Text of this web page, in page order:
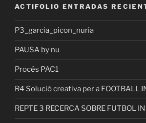
ACTIFOLIO ENTRADAS
P3_garcia_picon_nuria
PAUSA by nu
Procés PAC1
R4 Solució creativa per a FOOTBALL
REPTE 3 RECERCA SOBRE FUTBOL